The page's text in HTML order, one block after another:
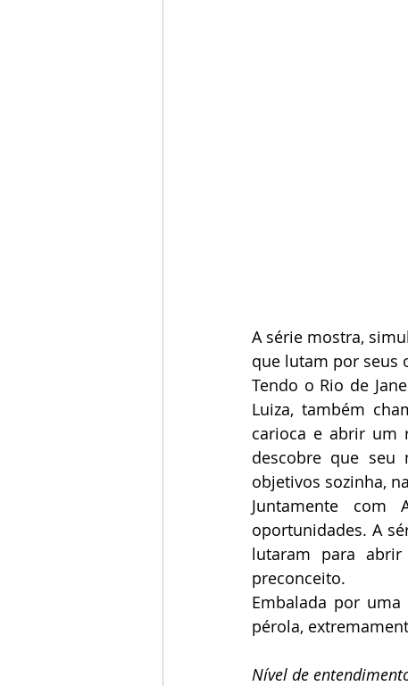
A série mostra,
que lutam por seus
Tendo o Rio de
Luiza, também
carioca e abrir um
descobre que
objetivos sozinha,
Juntamente com
oportunidades. A
lutaram para
preconceito.
Embalada por
pérola,
Nível de